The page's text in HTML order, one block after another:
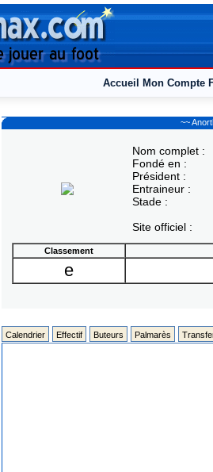
Accueil Mon Compte
~~
Nom complet :
Fondé en :
Président :
Entraineur :
Stade :
Site officiel :
Classement
e
Calendrier Effectif Buteurs Palmarès